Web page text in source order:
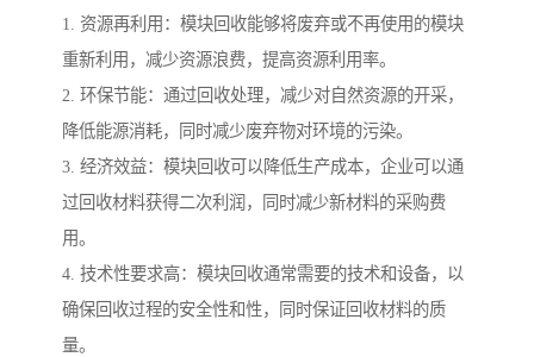
1. 资源再利用：模块回收能够将废弃或不再使用的模块
重新利用，减少资源浪费，提高资源利用率。
2. 环保节能：通过回收处理，减少对自然资源的开采，
降低能源消耗，同时减少废弃物对环境的污染。
3. 经济效益：模块回收可以降低生产成本，企业可以通
过回收材料获得二次利润，同时减少新材料的采购费
用。
4. 技术性要求高：模块回收通常需要的技术和设备，以
确保回收过程的安全性和性，同时保证回收材料的质
量。